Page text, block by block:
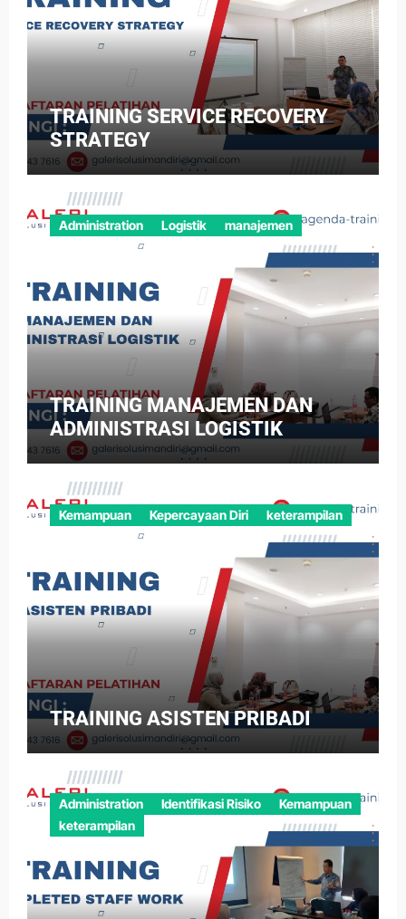
TRAINING SERVICE RECOVERY
STRATEGY
Administration Logistik manajemen
TRAINING MANAJEMEN DAN
ADMINISTRASI LOGISTIK
Kemampuan Kepercayaan Diri keterampilan
TRAINING ASISTEN PRIBADI
Administration Identifikasi Risiko
Kemampuan
keterampilan